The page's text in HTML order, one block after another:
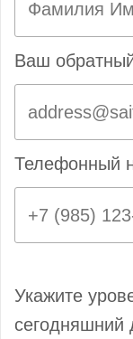
Ваш
Телефонный
Укажите
сегодняшний